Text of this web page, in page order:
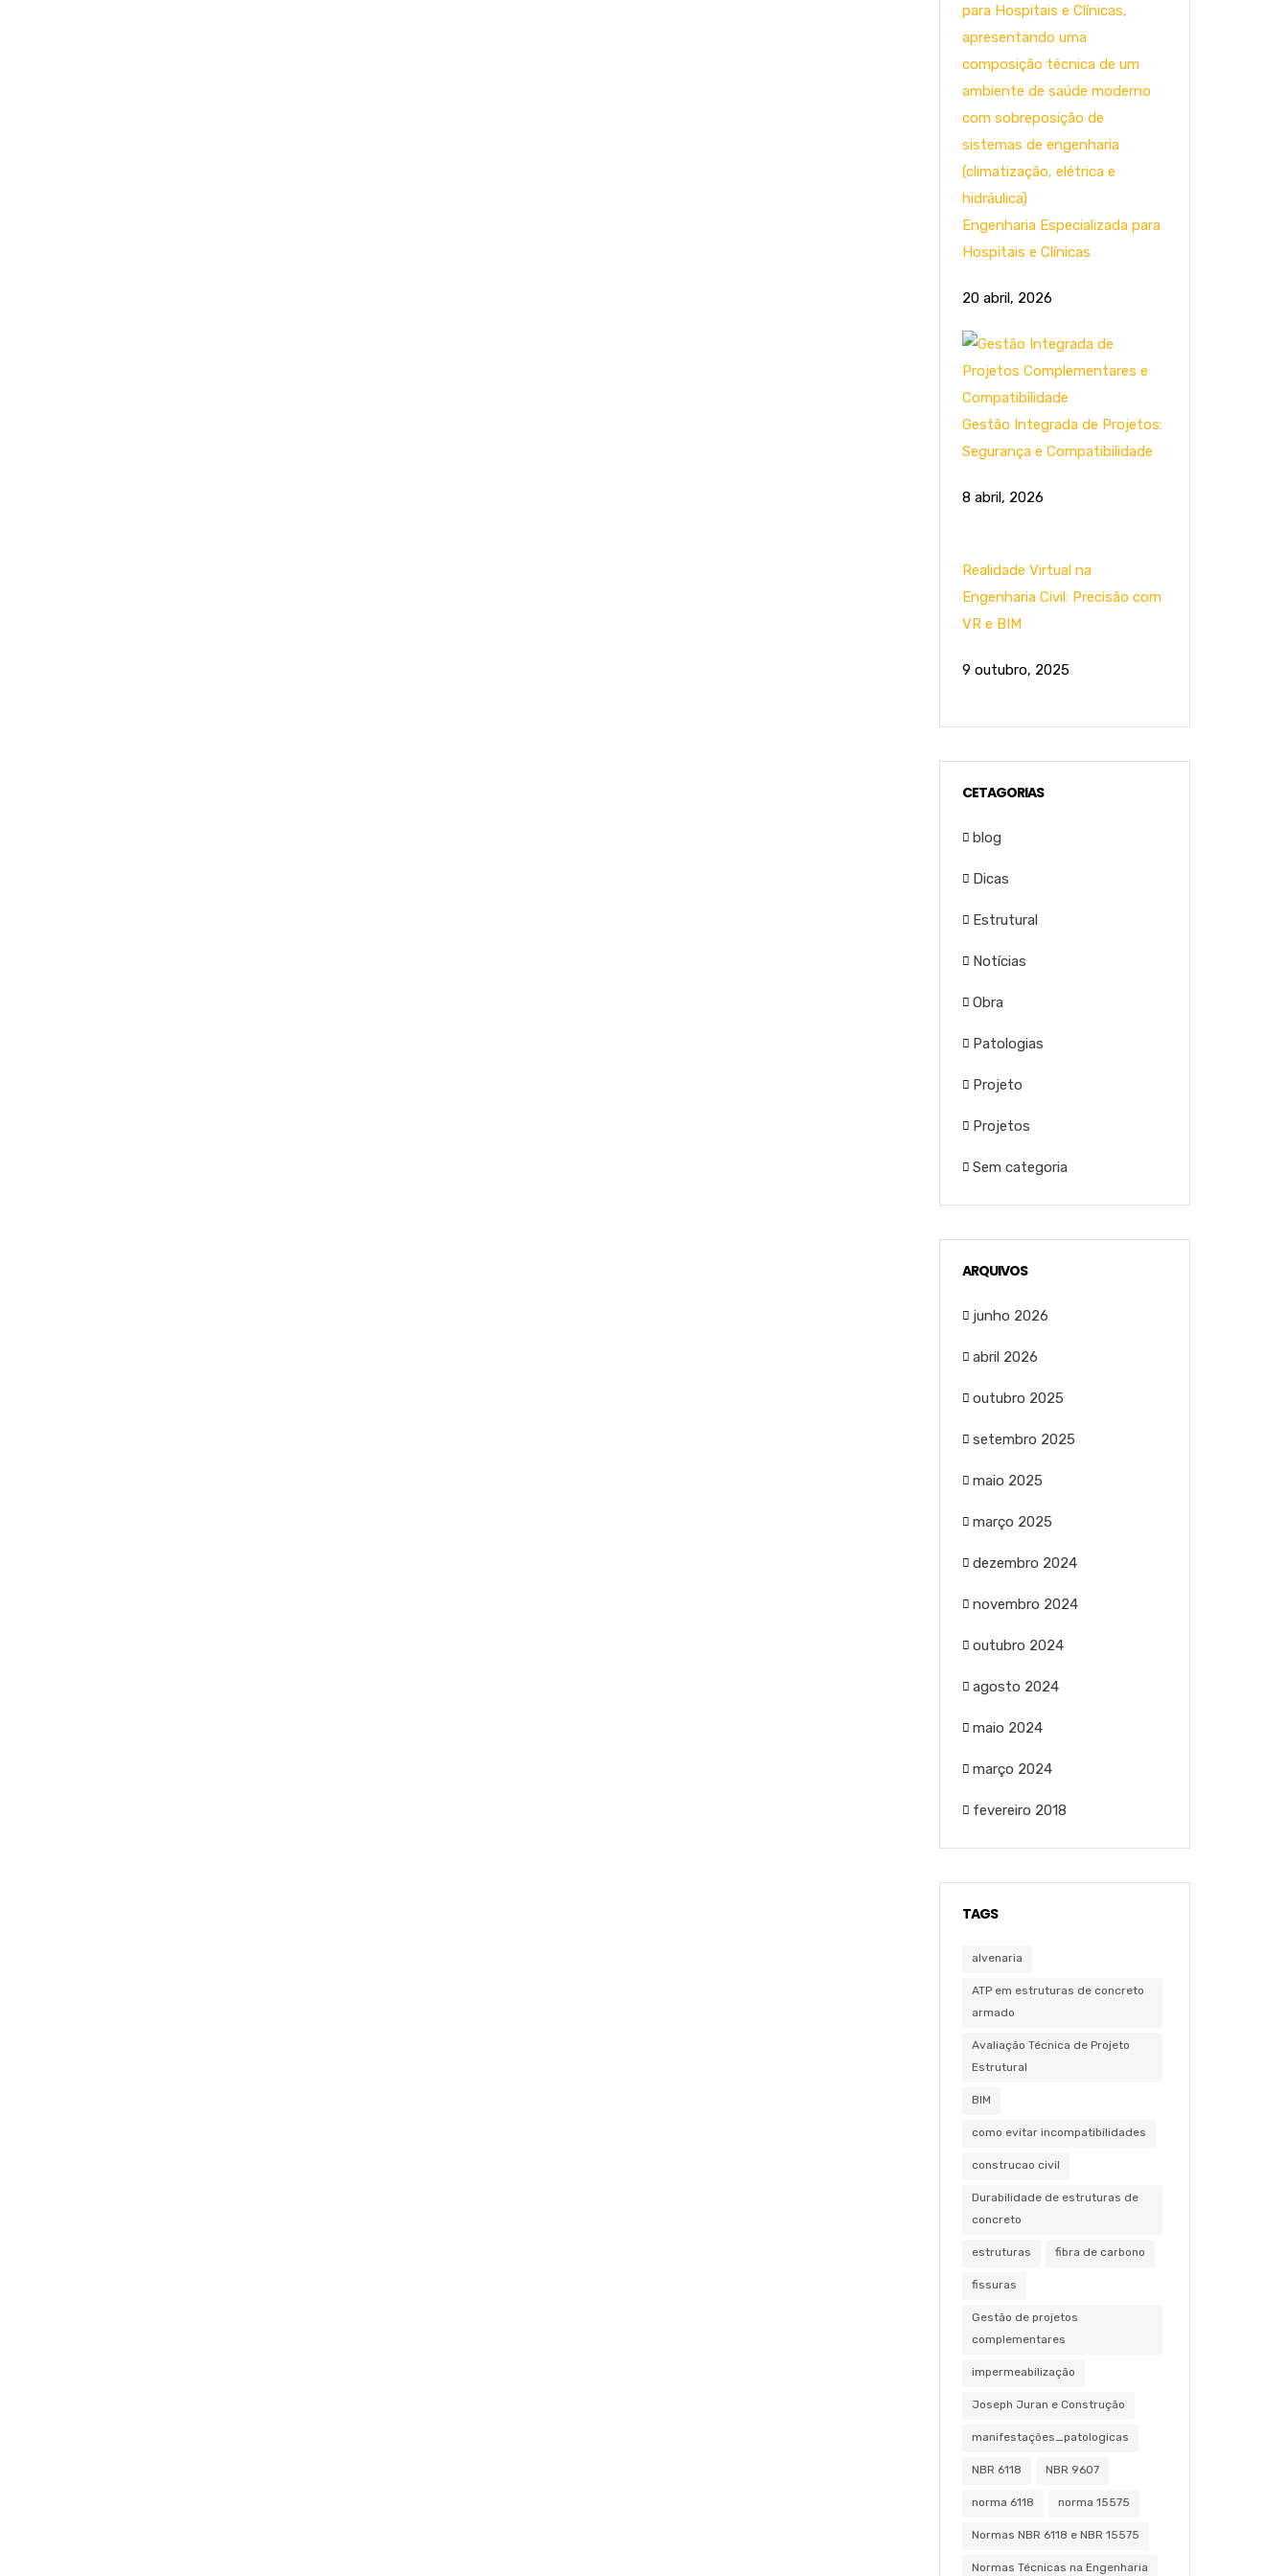
Engenharia Especializada para
Hospitais e Clínicas
20 abril, 2026
Gestão Integrada de Projetos:
Segurança e Compatibilidade
8 abril, 2026
Realidade Virtual na
Engenharia Civil: Precisão com
VR e BIM
9 outubro, 2025
CETAGORIAS
blog
Dicas
Estrutural
Notícias
Obra
Patologias
Projeto
Projetos
Sem categoria
ARQUIVOS
junho 2026
abril 2026
outubro 2025
setembro 2025
maio 2025
março 2025
dezembro 2024
novembro 2024
outubro 2024
agosto 2024
maio 2024
março 2024
fevereiro 2018
TAGS
alvenaria
ATP em estruturas de concreto
armado
Avaliação Técnica de Projeto
Estrutural
BIM
como evitar incompatibilidades
construcao civil
Durabilidade de estruturas de
concreto
estruturas fibra de carbono
fissuras
Gestão de projetos
complementares
impermeabilização
Joseph Juran e Construção
manifestações_patologicas
NBR 6118 NBR 9607
norma 6118 norma 15575
Normas NBR 6118 e NBR 15575
Normas Técnicas na Engenharia